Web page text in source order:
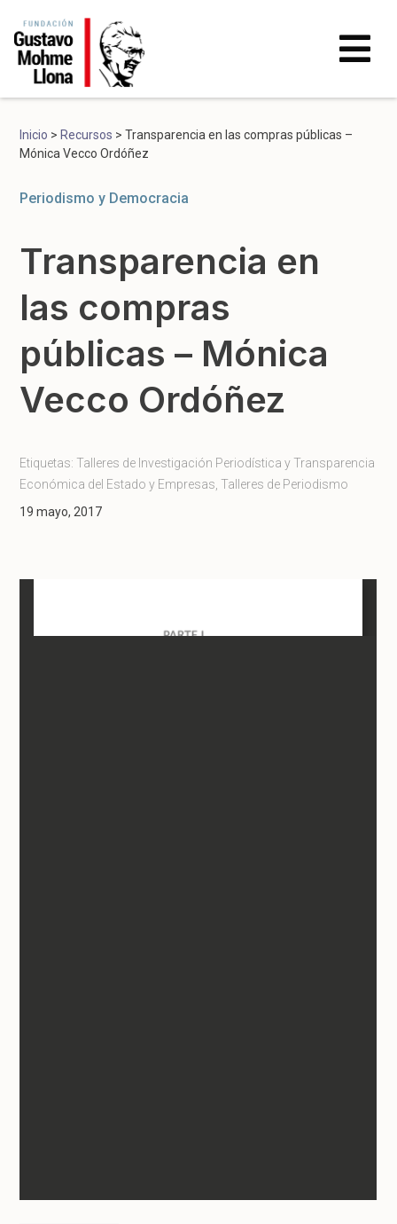
Inicio > Recursos >Transparencia en las compras públicas –
Mónica Vecco Ordóñez
Periodismo y Democracia
Transparencia en
las compras
públicas – Mónica
Vecco Ordóñez
Etiquetas:Talleres de Investigación Periodística y Transparencia
Económica del Estado y Empresas,Talleres de Periodismo
19 mayo, 2017